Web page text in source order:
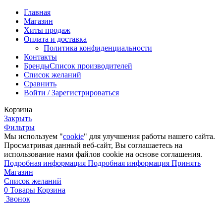
Главная
Магазин
Хиты продаж
Оплата и доставка
Политика конфиденциальности
Контакты
БрендыСписок производителей
Список желаний
Сравнить
Войти / Зарегистрироваться
Корзина
Закрыть
Фильтры
Мы используем "cookie" для улучшения работы нашего сайта.
Просматривая данный веб-сайт, Вы соглашаетесь на
использование нами файлов cookie на основе соглашения.
Подробная информация Подробная информация Принять
Магазин
Список желаний
0 Товары Корзина
Звонок